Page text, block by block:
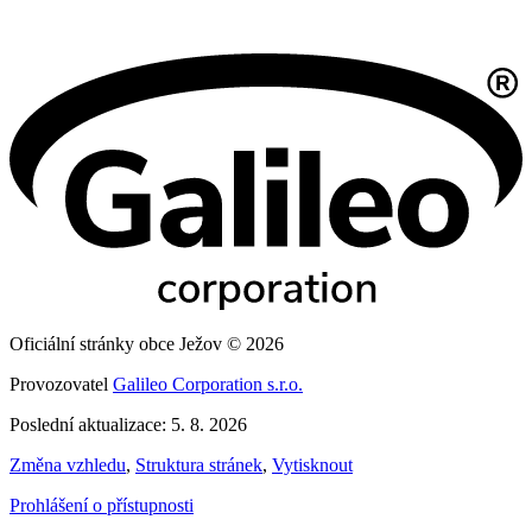
Oficiální stránky obce Ježov © 2026
Provozovatel Galileo Corporation s.r.o.
Poslední aktualizace: 5. 8. 2026
Změna vzhledu, Struktura stránek, Vytisknout
Prohlášení o přístupnosti